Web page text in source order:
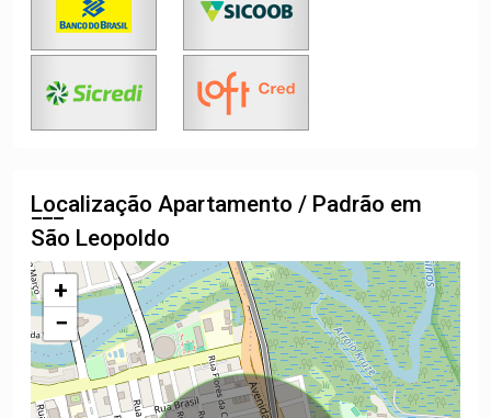
Localização Apartamento / Padrão em
São Leopoldo
+
−